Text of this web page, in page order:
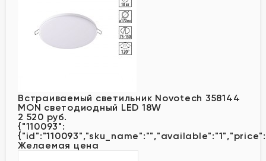
Встраиваемый светильник Novotech 358144
MON светодиодный LED 18W
2 520 руб.
{"110093":
Желаемая цена